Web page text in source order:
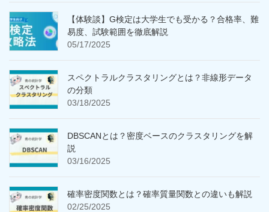
【体験談】G検定は大学生でも受かる？合格率、難
易度、試験範囲を徹底解説
05/17/2025
スペクトラルクラスタリングとは？非線形データ
の分類
03/18/2025
DBSCANとは？密度ベースのクラスタリングを解
説
03/16/2025
確率密度関数とは？確率質量関数との違いも解説
02/25/2025